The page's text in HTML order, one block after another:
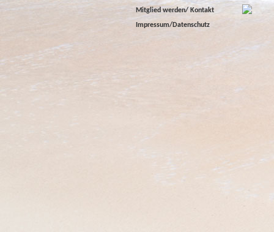
Mitglied werden/ Kontakt
Impressum/Datenschutz